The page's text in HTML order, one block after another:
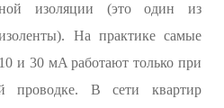
изоляции (это один из
На практике самые
и 30 мA работают только при
проводке. В сети квартир